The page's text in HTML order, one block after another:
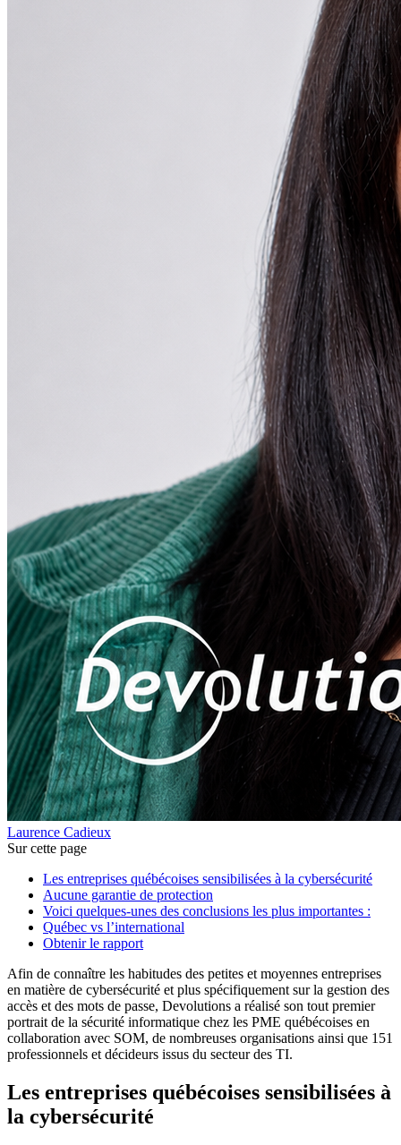
Laurence Cadieux
Sur cette page
Les entreprises québécoises sensibilisées à la cybersécurité
Aucune garantie de protection
Voici quelques-unes des conclusions les plus importantes :
Québec vs l’international
Obtenir le rapport
Afin de connaître les habitudes des petites et moyennes entreprises
en matière de cybersécurité et plus spécifiquement sur la gestion des
accès et des mots de passe, Devolutions a réalisé son tout premier
portrait de la sécurité informatique chez les PME québécoises en
collaboration avec SOM, de nombreuses organisations ainsi que 151
professionnels et décideurs issus du secteur des TI.
Les entreprises québécoises sensibilisées à
la cybersécurité